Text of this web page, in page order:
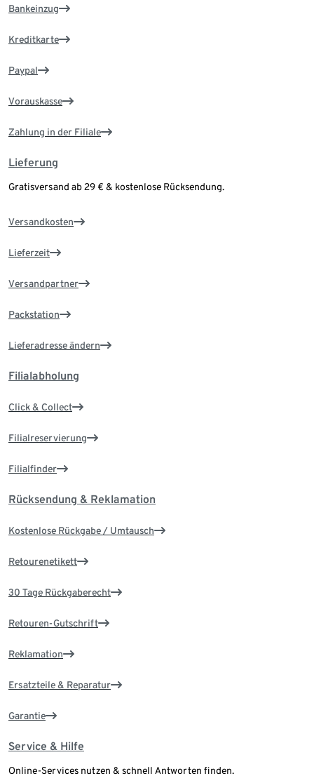
Bankeinzug
Kreditkarte
Paypal
Vorauskasse
Zahlung in der Filiale
Lieferung
Gratisversand ab 29 € & kostenlose Rücksendung.
Versandkosten
Lieferzeit
Versandpartner
Packstation
Lieferadresse ändern
Filialabholung
Click & Collect
Filialreservierung
Filialfinder
Rücksendung & Reklamation
Kostenlose Rückgabe / Umtausch
Retourenetikett
30 Tage Rückgaberecht
Retouren-Gutschrift
Reklamation
Ersatzteile & Reparatur
Garantie
Service & Hilfe
Online-Services nutzen & schnell Antworten finden.